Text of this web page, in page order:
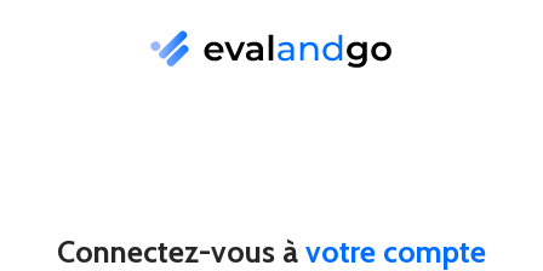
Connectez-vous à votre compte